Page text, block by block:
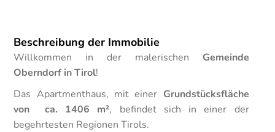
Beschreibung der Immobilie
Willkommen in der malerischen Gemeinde
Oberndorf in Tirol!
Das Apartmenthaus, mit einer Grundstücksfläche
von ca. 1406 m², befindet sich in einer der
begehrtesten Regionen Tirols.